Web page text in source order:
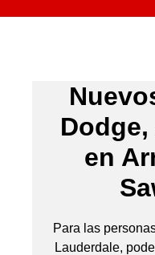
en
Para las
Lauderdale,